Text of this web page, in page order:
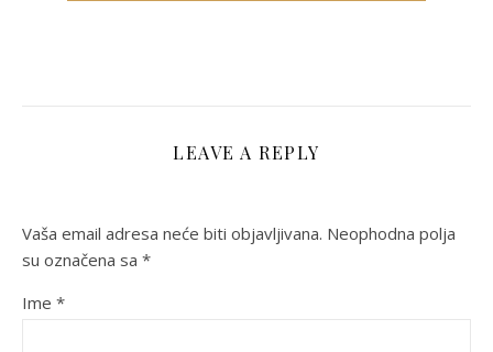
LEAVE A REPLY
Vaša email adresa neće biti objavljivana. Neophodna polja
su označena sa *
Ime *